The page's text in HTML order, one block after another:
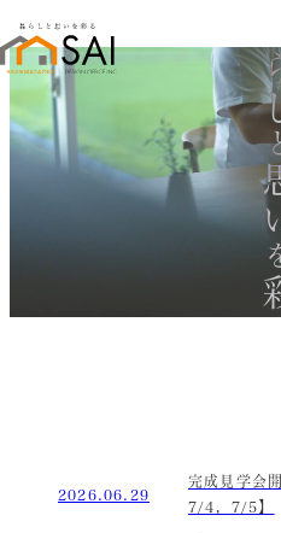
2026.06.29
完成見学会
7/4，7/5】